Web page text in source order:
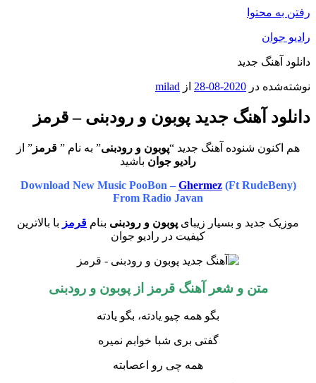
رفتن به محتوا
رادیو جوان
دانلود آهنگ جدید
نوشته‌شده در 2020-08-28 از milad
دانلود آهنگ جدید پوبون و رودبنی – ‌قرمز
هم اکنون شنوده آهنگ جدید “پوبون و رودبنی” به نام ” قرمز ” از
رادیو جوان باشید
Download New Music PooBon – Ghermez(Ft RudeBeny)
From Radio Javan
موزیک جدید و بسیار زیبای پوبون و رودبنی بنام قرمز با بالاترین
کیفیت در رادیو جوان
متن و شعر آهنگ قرمز ازپوبون و رودبنی
بگو همه چیو یادته، بگو یادته
گفتی بری شبا خوابم نمیره
همه چی رو اعصابته